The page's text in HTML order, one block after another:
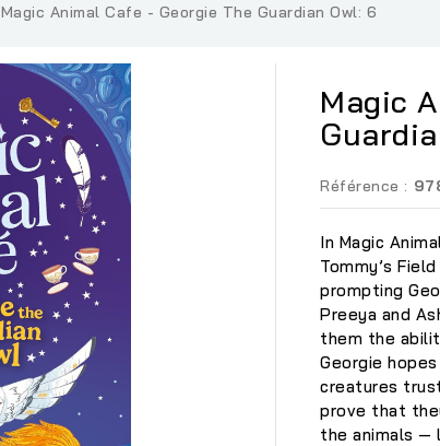
Magic Animal Cafe - Georgie The Guardian Owl: 6
Magic
Référence :
In Magic
Tommy’s
prompting
Preeya and
them the
Georgie
creatures
prove that
the animals —